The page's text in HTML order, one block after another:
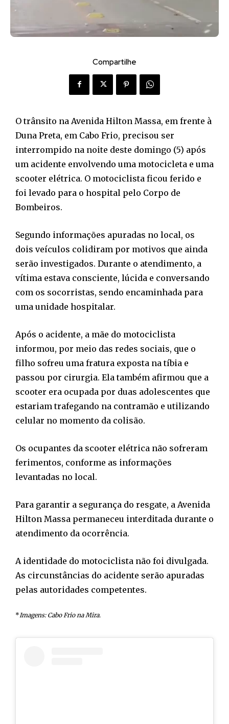
Compartilhe
O trânsito na Avenida Hilton Massa, em frente à
Duna Preta, em Cabo Frio, precisou ser
interrompido na noite deste domingo (5) após
um acidente envolvendo uma motocicleta e uma
scooter elétrica. O motociclista ficou ferido e
foi levado para o hospital pelo Corpo de
Bombeiros.
Segundo informações apuradas no local, os
dois veículos colidiram por motivos que ainda
serão investigados. Durante o atendimento, a
vítima estava consciente, lúcida e conversando
com os socorristas, sendo encaminhada para
uma unidade hospitalar.
Após o acidente, a mãe do motociclista
informou, por meio das redes sociais, que o
filho sofreu uma fratura exposta na tíbia e
passou por cirurgia. Ela também afirmou que a
scooter era ocupada por duas adolescentes que
estariam trafegando na contramão e utilizando
celular no momento da colisão.
Os ocupantes da scooter elétrica não sofreram
ferimentos, conforme as informações
levantadas no local.
Para garantir a segurança do resgate, a Avenida
Hilton Massa permaneceu interditada durante o
atendimento da ocorrência.
A identidade do motociclista não foi divulgada.
As circunstâncias do acidente serão apuradas
pelas autoridades competentes.
* Imagens: Cabo Frio na Mira.